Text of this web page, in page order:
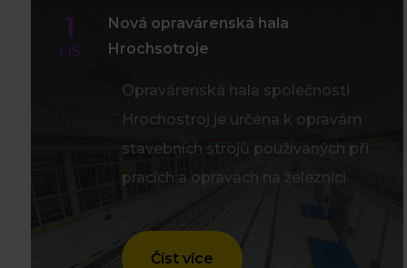
1
LIS
Nová opravárenská hala
Hrochsotroje
Opravárenská hala společnosti
Hrochostroj je určena k opravám
stavebních strojů používaných při
pracích a opravách na železnici
Číst více